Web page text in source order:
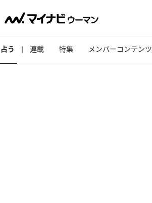
占う 連載 特集 メンバーコンテンツ